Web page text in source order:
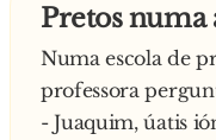
- Não entro nas
Gasto só com a
Ainda não
- Não vai ao salão
Pretos numa
Numa escola de
professora
- Juaquim, úatis